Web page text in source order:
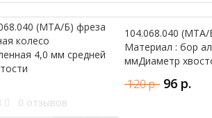
104.068.040 (МТА/
Материал : бор
ммДиаметр
120 р. 96 р.
0 отзывов